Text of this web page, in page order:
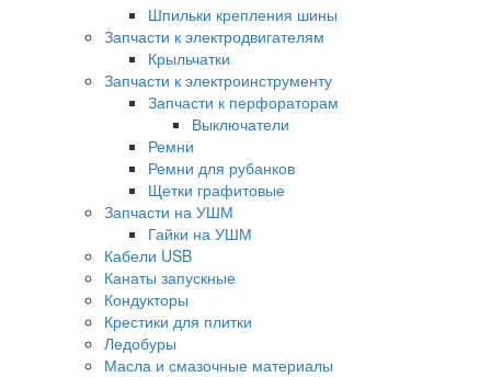
Шпильки крепления шины
Запчасти к электродвигателям
Крыльчатки
Запчасти к электроинструменту
Запчасти к перфораторам
Выключатели
Ремни
Ремни для рубанков
Щетки графитовые
Запчасти на УШМ
Гайки на УШМ
Кабели USB
Канаты запускные
Кондукторы
Крестики для плитки
Ледобуры
Масла и смазочные материалы